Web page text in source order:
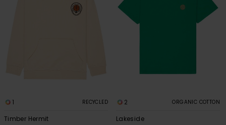
1 RECYCLED
Timber Hermit
2 ORGANIC COTTON
Lakeside